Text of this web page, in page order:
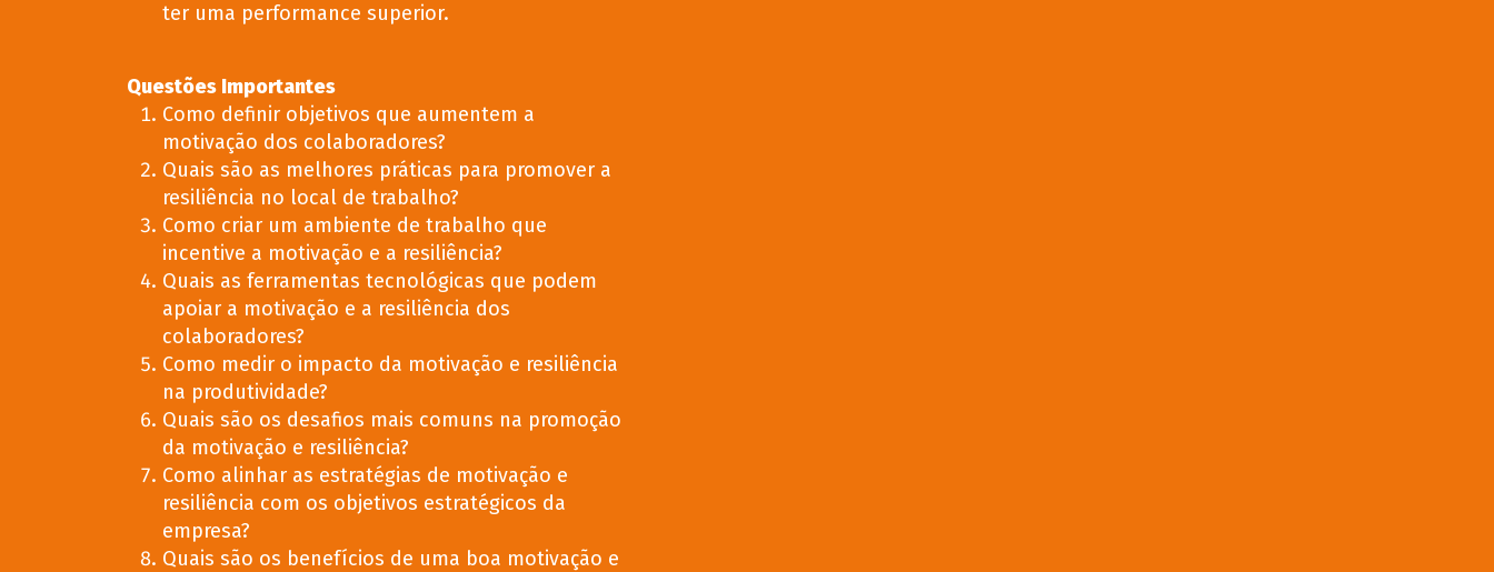
ter uma performance superior.
Questões Importantes
Como definir objetivos que aumentem a
motivação dos colaboradores?
Quais são as melhores práticas para promover a
resiliência no local de trabalho?
Como criar um ambiente de trabalho que
incentive a motivação e a resiliência?
Quais as ferramentas tecnológicas que podem
apoiar a motivação e a resiliência dos
colaboradores?
Como medir o impacto da motivação e resiliência
na produtividade?
Quais são os desafios mais comuns na promoção
da motivação e resiliência?
Como alinhar as estratégias de motivação e
resiliência com os objetivos estratégicos da
empresa?
Quais são os benefícios de uma boa motivação e